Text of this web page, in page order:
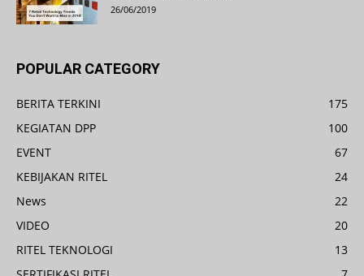
26/06/2019
POPULAR CATEGORY
BERITA TERKINI
175
KEGIATAN DPP
100
EVENT
67
KEBIJAKAN RITEL
24
News
22
VIDEO
20
RITEL TEKNOLOGI
13